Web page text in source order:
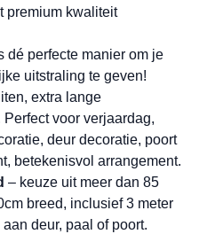
premium kwaliteit
dé perfecte manier om je
uitstraling te geven!
extra lange
voor verjaardag,
deur decoratie, poort
betekenisvol arrangement.
– keuze uit meer dan 85
breed, inclusief 3 meter
deur, paal of poort.